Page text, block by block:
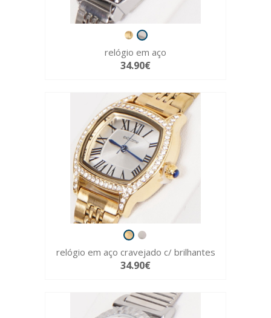
relógio em aço
34.90€
relógio em aço cravejado c/ brilhantes
34.90€